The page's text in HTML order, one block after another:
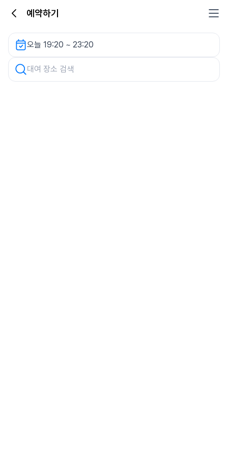
예약하기
오늘 19:20 ~ 23:20
정암빌딩 주차장 렌터카